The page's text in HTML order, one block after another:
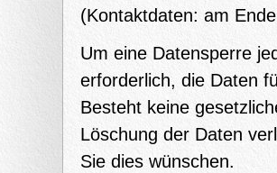
(Kontaktdaten: am
Um eine Datensperre
erforderlich, die Daten
Besteht keine
Löschung der Daten
Sie dies wünschen.